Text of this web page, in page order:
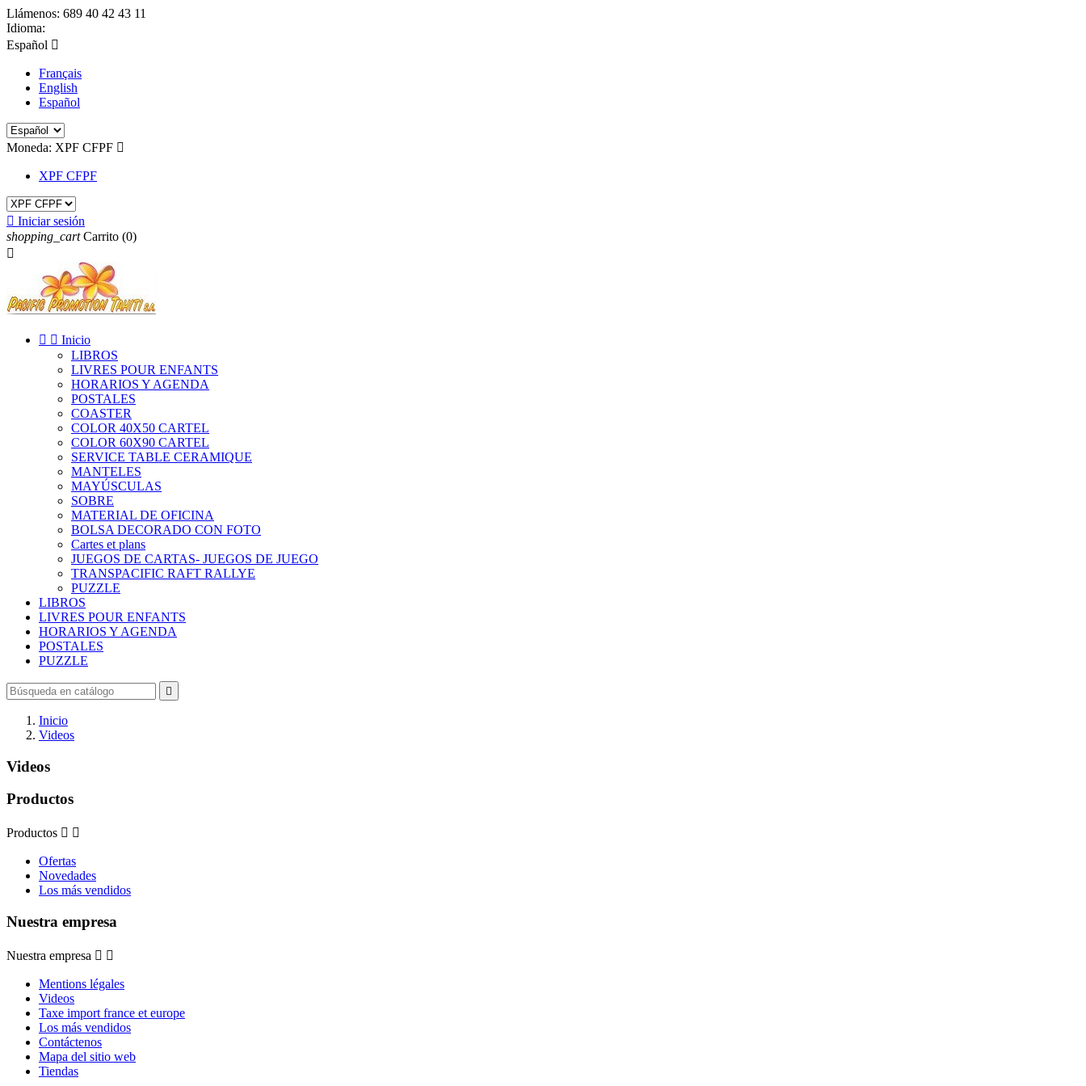
Llámenos: 689 40 42 43 11
Idioma:
Español 
Français
English
Español
Moneda: XPF CFPF 
XPF CFPF
 Iniciar sesión
shopping_cart Carrito (0)

  Inicio
LIBROS
LIVRES POUR ENFANTS
HORARIOS Y AGENDA
POSTALES
COASTER
COLOR 40X50 CARTEL
COLOR 60X90 CARTEL
SERVICE TABLE CERAMIQUE
MANTELES
MAYÚSCULAS
SOBRE
MATERIAL DE OFICINA
BOLSA DECORADO CON FOTO
Cartes et plans
JUEGOS DE CARTAS- JUEGOS DE JUEGO
TRANSPACIFIC RAFT RALLYE
PUZZLE
LIBROS
LIVRES POUR ENFANTS
HORARIOS Y AGENDA
POSTALES
PUZZLE

Inicio
Videos
Videos
Productos
Productos  
Ofertas
Novedades
Los más vendidos
Nuestra empresa
Nuestra empresa  
Mentions légales
Videos
Taxe import france et europe
Los más vendidos
Contáctenos
Mapa del sitio web
Tiendas